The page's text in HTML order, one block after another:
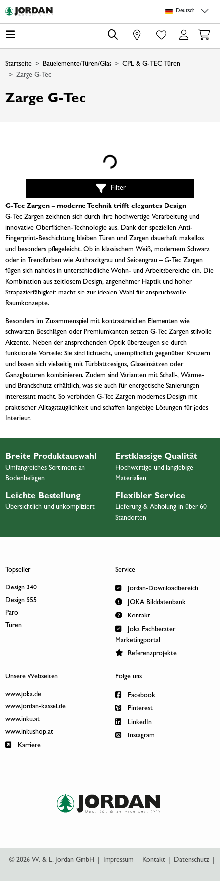
Deutsch
0
Startseite Bauelemente/Türen/Glas
CPL & G-TEC Türen
Zarge G-Tec
Zarge G-Tec
Loading...
Filter
G-Tec Zargen – moderne Technik trifft elegantes Design
G-Tec Zargen zeichnen sich durch ihre hochwertige Verarbeitung und
innovative Oberflächen-Technologie aus. Dank der speziellen Anti-
Fingerprint-Beschichtung bleiben Türen und Zargen dauerhaft makellos
und besonders pflegeleicht. Ob in klassischem Weiß, modernem Schwarz
oder in Trendfarben wie Anthrazitgrau und Seidengrau – G-Tec Zargen
fügen sich nahtlos in unterschiedliche Wohn- und Arbeitsbereiche ein. Die
Kombination aus zeitlosem Design, angenehmer Haptik und hoher
Strapazierfähigkeit macht sie zur idealen Wahl für anspruchsvolle
Raumkonzepte.
Besonders im Zusammenspiel mit kontrastreichen Elementen wie
schwarzen Beschlägen oder Premiumkanten setzen G-Tec Zargen stilvolle
Akzente. Neben der ansprechenden Optik überzeugen sie durch
funktionale Vorteile: Sie sind lichtecht, unempfindlich gegenüber Kratzern
und lassen sich vielseitig mit Türblattdesigns, Glaseinsätzen oder
Ganzglastüren kombinieren. Zudem sind Varianten mit Schall-, Wärme-
und Brandschutz erhältlich, was sie auch für energetische Sanierungen
interessant macht. So verbinden G-Tec Zargen modernes Design mit
praktischer Alltagstauglichkeit und schaffen langlebige Lösungen für jedes
Interieur.
Breite Produktauswahl
Umfangreiches Sortiment an
Bodenbelägen
Erstklassige Qualität
Hochwertige und langlebige
Materialien
Leichte Bestellung
Übersichtlich und unkompliziert
Flexibler Service
Lieferung & Abholung in über 60
Standorten
Topseller
Design 340
Design 555
Paro
Türen
Service
Jordan-Downloadbereich
JOKA Bilddatenbank
Kontakt
Joka Fachberater
Marketingportal
Referenzprojekte
Unsere Webseiten
www.joka.de
www.jordan-kassel.de
www.inku.at
www.inkushop.at
Karriere
Folge uns
Facebook
Pinterest
LinkedIn
Instagram
© 2026 W. & L. Jordan GmbH Impressum Kontakt Datenschutz